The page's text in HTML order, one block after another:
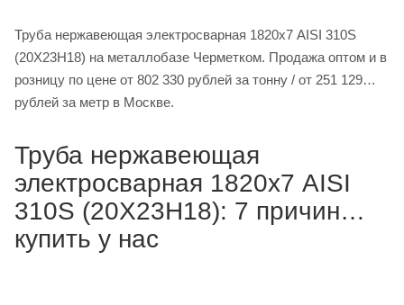
Труба нержавеющая электросварная 1820х7 AISI 310S
(20Х23Н18) на металлобазе Черметком. Продажа оптом и в
розницу по цене от 802 330 рублей за тонну / от 251 129
рублей за метр в Москве.
Труба нержавеющая
электросварная 1820х7 AISI
310S (20Х23Н18): 7 причин
купить у нас